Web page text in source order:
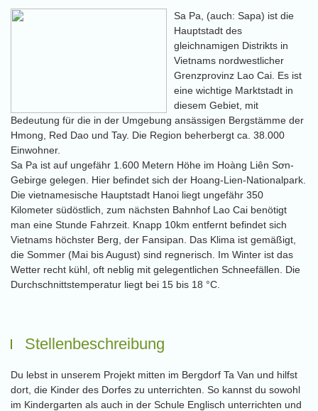
Sa Pa, (auch: Sapa) ist die
Hauptstadt des
gleichnamigen Distrikts in
Vietnams nordwestlicher
Grenzprovinz Lao Cai. Es ist
eine wichtige Marktstadt in
diesem Gebiet, mit
Bedeutung für die in der Umgebung ansässigen Bergstämme der
Hmong, Red Dao und Tay. Die Region beherbergt ca. 38.000
Einwohner.
Sa Pa ist auf ungefähr 1.600 Metern Höhe im Hoàng Liên Sơn-
Gebirge gelegen. Hier befindet sich der Hoang-Lien-Nationalpark.
Die vietnamesische Hauptstadt Hanoi liegt ungefähr 350
Kilometer südöstlich, zum nächsten Bahnhof Lao Cai benötigt
man eine Stunde Fahrzeit. Knapp 10km entfernt befindet sich
Vietnams höchster Berg, der Fansipan. Das Klima ist gemäßigt,
die Sommer (Mai bis August) sind regnerisch. Im Winter ist das
Wetter recht kühl, oft neblig mit gelegentlichen Schneefällen. Die
Durchschnittstemperatur liegt bei 15 bis 18 °C.
Stellenbeschreibung
Du lebst in unserem Projekt mitten im Bergdorf Ta Van und hilfst
dort, die Kinder des Dorfes zu unterrichten. So kannst du sowohl
im Kindergarten als auch in der Schule Englisch unterrichten und